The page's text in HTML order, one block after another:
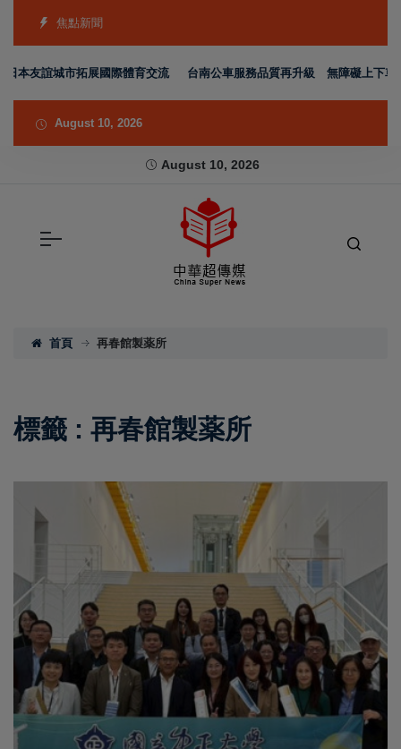
焦點新聞
友誼城市拓展國際體育交流 台南公車服務品質再升級 無障礙上下車
August 10, 2026
August 10, 2026
首頁 再春館製薬所
標籤 : 再春館製薬所